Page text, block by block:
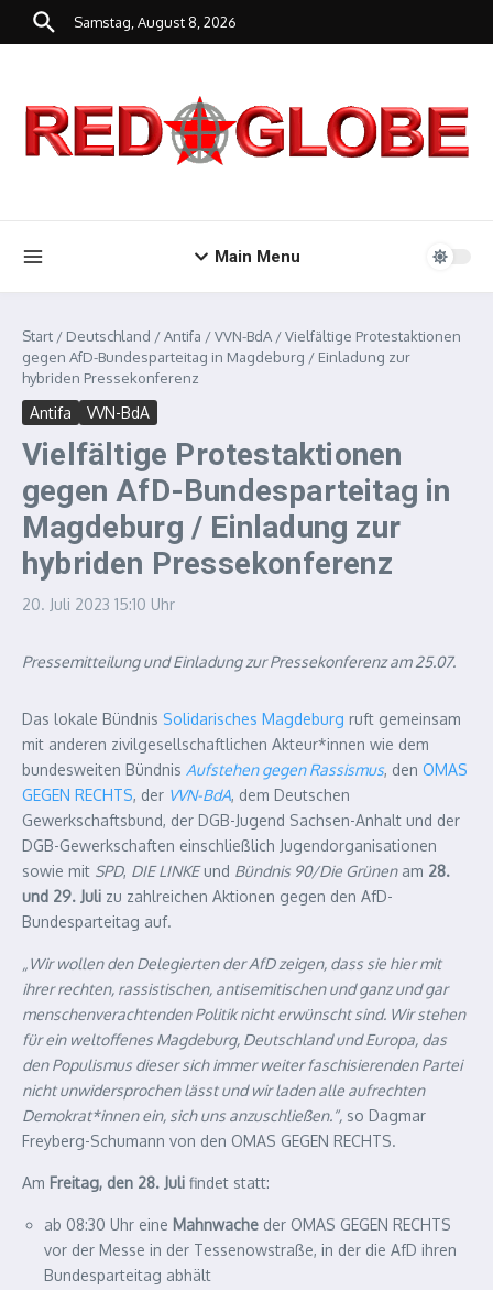
Zum Inhalt springen
Samstag, August 8, 2026
Main Menu
Start / Deutschland /Antifa /VVN-BdA /Vielfältige Protestaktionen
gegen AfD-Bundesparteitag in Magdeburg / Einladung zur
hybriden Pressekonferenz
Antifa VVN-BdA
Vielfältige Protestaktionen
gegen AfD-Bundesparteitag in
Magdeburg / Einladung zur
hybriden Pressekonferenz
20. Juli 2023 15:10 Uhr
Pressemitteilung und Einladung zur Pressekonferenz am 25.07.
Das lokale Bündnis Solidarisches Magdeburg ruft gemeinsam
mit anderen zivilgesellschaftlichen Akteur*innen wie dem
bundesweiten Bündnis Aufstehen gegen Rassismus, den OMAS
GEGEN RECHTS, der VVN-BdA, dem Deutschen
Gewerkschaftsbund, der DGB-Jugend Sachsen-Anhalt und der
DGB-Gewerkschaften einschließlich Jugendorganisationen
sowie mit SPD, DIE LINKEund Bündnis 90/Die Grünenam 28.
und 29. Juli zu zahlreichen Aktionen gegen den AfD-
Bundesparteitag auf.
„Wir wollen den Delegierten der AfD zeigen, dass sie hier mit
ihrer rechten, rassistischen, antisemitischen und ganz und gar
menschenverachtenden Politik nicht erwünscht sind. Wir stehen
für ein weltoffenes Magdeburg, Deutschland und Europa, das
den Populismus dieser sich immer weiter faschisierenden Partei
nicht unwidersprochen lässt und wir laden alle aufrechten
Demokrat*innen ein, sich uns anzuschließen.“, so Dagmar
Freyberg-Schumann von den OMAS GEGEN RECHTS.
Am Freitag, den 28. Juli findet statt:
ab 08:30 Uhr eine Mahnwache der OMAS GEGEN RECHTS
vor der Messe in der Tessenowstraße, in der die AfD ihren
Bundesparteitag abhält